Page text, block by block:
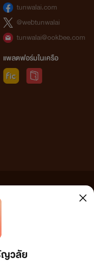
ญวลัย
tunwalai.com
@webtunwalai
tunwalai@ookbee.com
แพลตฟอร์มในเครือ
งสิ้น ดังนั้นผู้อ่านทุกท่านโปรดใช้
มใดๆ ที่ขัดต่อกฎหมายและศีลธรรม
การในทันที ทั้งนี้ ทางเว็บไซต์ขอสงวน